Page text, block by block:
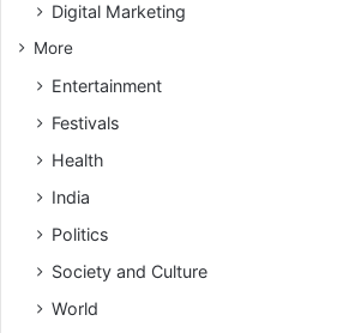
Digital Marketing
More
Entertainment
Festivals
Health
India
Politics
Society and Culture
World